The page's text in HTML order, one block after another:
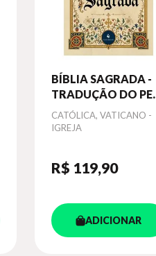
BÍBLIA SAGRADA -
TRADUÇÃO DO PE.
MANUEL DE MATOS
SOARES (CAPA
Autor
CATÓLICA, VATICANO -
IGREJA
R$ 119,90
ADICIONAR